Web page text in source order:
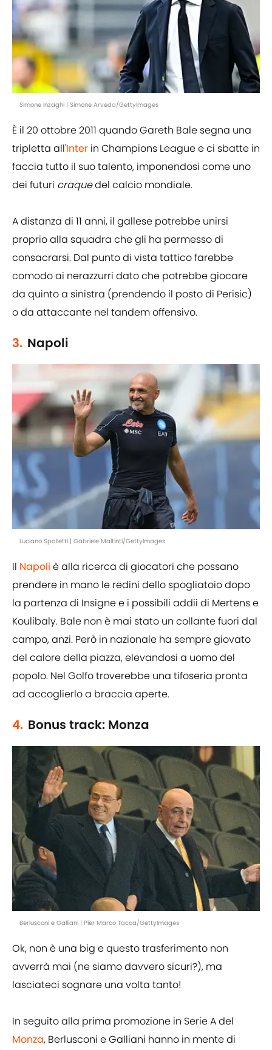
Simone Inzaghi | Simone Arveda/GettyImages
È il 20 ottobre 2011 quando Gareth Bale segna una
tripletta all'Inter in Champions League e ci sbatte in
faccia tutto il suo talento, imponendosi come uno
dei futuri craquedel calcio mondiale.
A distanza di 11 anni, il gallese potrebbe unirsi
proprio alla squadra che gli ha permesso di
consacrarsi. Dal punto di vista tattico farebbe
comodo ai nerazzurri dato che potrebbe giocare
da quinto a sinistra (prendendo il posto di Perisic)
o da attaccante nel tandem offensivo.
3. Napoli
Luciano Spalletti | Gabriele Maltinti/GettyImages
Il Napoli è alla ricerca di giocatori che possano
prendere in mano le redini dello spogliatoio dopo
la partenza di Insigne e i possibili addii di Mertens e
Koulibaly. Bale non è mai stato un collante fuori dal
campo, anzi. Però in nazionale ha sempre giovato
del calore della piazza, elevandosi a uomo del
popolo. Nel Golfo troverebbe una tifoseria pronta
ad accoglierlo a braccia aperte.
4. Bonus track: Monza
Berlusconi e Galliani | Pier Marco Tacca/GettyImages
Ok, non è una big e questo trasferimento non
avverrà mai (ne siamo davvero sicuri?), ma
lasciateci sognare una volta tanto!
In seguito alla prima promozione in Serie A del
Monza, Berlusconi e Galliani hanno in mente di